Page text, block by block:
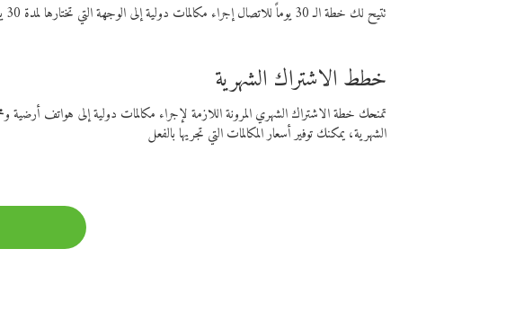
تتيح لك خطة الـ 30 يوماً للاتصال إجراء مكالمات دولية إلى الوجهة التي تختارها لمدة 30 يوماً بأسعار فايبر المنخفضة.
خطط الاشتراك الشهرية
تمنحك خطة الاشتراك الشهري المرونة اللازمة لإجراء مكالمات دولية إلى هواتف
الشهرية، يمكنك توفير أسعار المكالمات التي تجريها بالفعل